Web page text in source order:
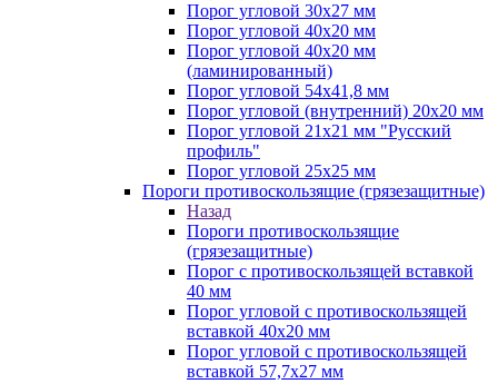
Порог угловой 30х27 мм
Порог угловой 40х20 мм
Порог угловой 40х20 мм
(ламинированный)
Порог угловой 54х41,8 мм
Порог угловой (внутренний) 20х20 мм
Порог угловой 21х21 мм "Русский
профиль"
Порог угловой 25х25 мм
Пороги противоскользящие (грязезащитные)
Назад
Пороги противоскользящие
(грязезащитные)
Порог с противоскользящей вставкой
40 мм
Порог угловой с противоскользящей
вставкой 40х20 мм
Порог угловой с противоскользящей
вставкой 57,7х27 мм